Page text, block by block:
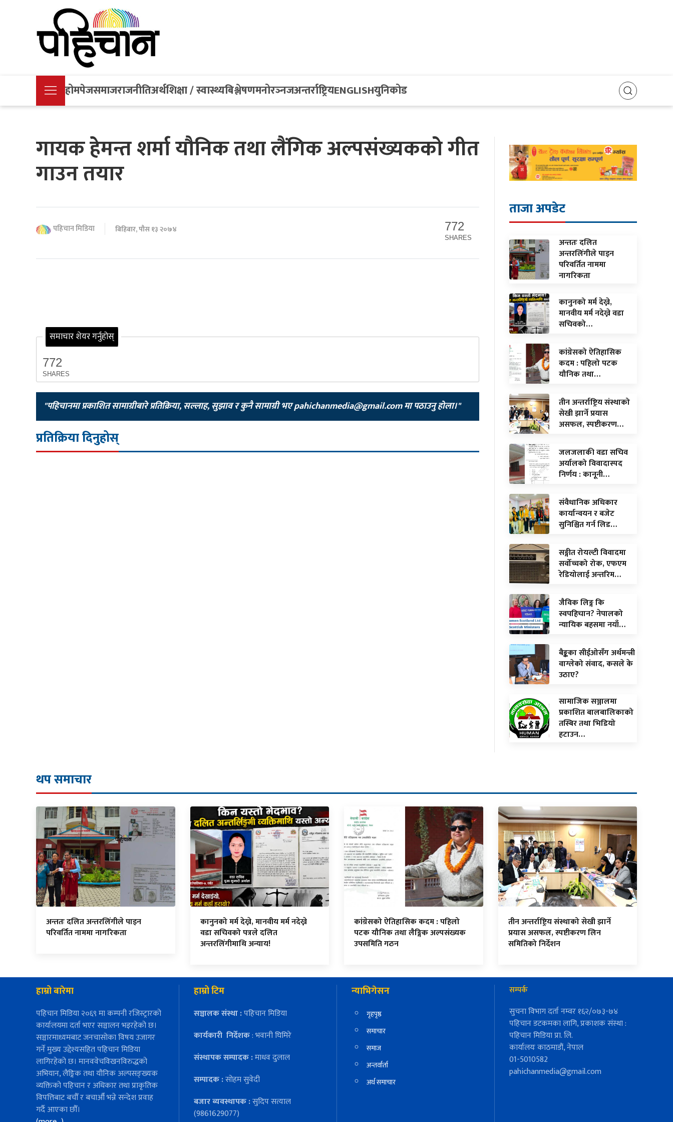
होमपेजसमाजराजनीतिअर्थशिक्षा / स्वास्थ्यबिश्लेषणमनोरञ्नजअन्तर्राष्ट्रियENGLISHयुनिकोड
गायक हेमन्त शर्मा यौनिक तथा लैंगिक अल्पसंख्यकको गीत
गाउन तयार
पहिचान मिडिया बिहिबार, पौस १३ २०७४ 772
SHARES
समाचार शेयर गर्नुहोस्
772
SHARES
"पहिचानमा प्रकाशित सामाग्रीबारे प्रतिक्रिया, सल्लाह, सुझाव र कुनै सामाग्री भएpahichanmedia@gmail.comमा पठाउनु होला।"
प्रतिक्रिया दिनुहोस्
ताजा अपडेट
अन्ततः दलित
अन्तरलिंगीले पाइन
परिवर्तित नाममा
नागरिकता
कानुनको मर्म देख्ने,
मानवीय मर्म नदेख्ने वडा
सचिवको…
कांग्रेसको ऐतिहासिक
कदम : पहिलो पटक
यौनिक तथा…
तीन अन्तर्राष्ट्रिय संस्थाको
सेखी झार्ने प्रयास
असफल, स्पष्टीकरण…
जलजलाकी वडा सचिव
अर्यालको विवादास्पद
निर्णय : कानूनी…
संवैधानिक अधिकार
कार्यान्वयन र बजेट
सुनिश्चित गर्न लिड…
सङ्गीत रोयल्टी विवादमा
सर्वोच्चको रोक, एफएम
रेडियोलाई अन्तरिम…
जैविक लिङ्ग कि
स्वपहिचान? नेपालको
न्यायिक बहसमा नयाँ…
बैङ्कका सीईओसँग अर्थमन्त्री
वाग्लेको संवाद, कसले के
उठाए?
सामाजिक सञ्जालमा
प्रकाशित बालबालिकाको
तस्बिर तथा भिडियो
हटाउन…
थप समाचार
अन्ततः दलित अन्तरलिंगीले पाइन
परिवर्तित नाममा नागरिकता
कानुनको मर्म देख्ने, मानवीय मर्म नदेख्ने
वडा सचिवको पत्रले दलित
अन्तरलिंगीमाथि अन्याय!
कांग्रेसको ऐतिहासिक कदम : पहिलो
पटक यौनिक तथा लैङ्गिक अल्पसंख्यक
उपसमिति गठन
तीन अन्तर्राष्ट्रिय संस्थाको सेखी झार्ने
प्रयास असफल, स्पष्टीकरण लिन
समितिको निर्देशन
हाम्रो बारेमा
पहिचान मिडिया २०६९ मा कम्पनी रजिस्ट्रारको
कार्यालयमा दर्ता भएर सञ्चालन भइरहेको छ।
सञ्चारमाध्यमबाट जनचासोका विषय उजागर
गर्ने मुख्य उद्देश्यसहित पहिचान मिडिया
लागिरहेको छ। मानववेचविखनविरुद्धको
अभियान, लैङ्गिक तथा यौनिक अल्पसङ्ख्यक
व्यक्तिको पहिचान र अधिकार तथा प्राकृतिक
विपत्तिबाट बचौँ र बचाऔँ भन्ने सन्देश प्रवाह
गर्दै आएका छौँ।
हाम्रो टिम
सञ्चालक संस्था :पहिचान मिडिया
कार्यकारी निर्देशक: भवानी घिमिरे
संस्थापक सम्पादक :माधव दुलाल
सम्पादक :सोहम सुवेदी
बजार ब्यवस्थापक :सुदिप सत्याल
(9861629077)
न्याभिगेसन
गृहपृष्ठ
समाचार
समाज
अन्तर्वार्ता
अर्थ समाचार
सम्पर्क
सुचना विभाग दर्ता नम्वर १६२/०७३-७४
पहिचान डटकमका लागि, प्रकाशक संस्था :
पहिचान मिडिया प्रा. लि.
कार्यालयः काठमाडौं, नेपाल
01-5010582
pahichanmedia@gmail.com